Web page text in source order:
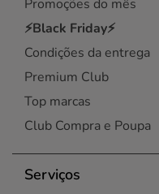
Promoções do mês
⚡Black Friday⚡
Condições da entrega
Premium Club
Top marcas
Club Compra e Poupa
Serviços